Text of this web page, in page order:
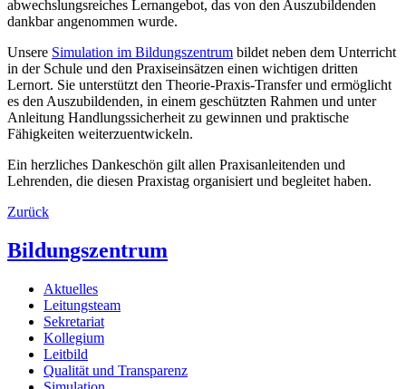
abwechslungsreiches Lernangebot, das von den Auszubildenden
dankbar angenommen wurde.
Unsere Simulation im Bildungszentrum bildet neben dem Unterricht
in der Schule und den Praxiseinsätzen einen wichtigen dritten
Lernort. Sie unterstützt den Theorie-Praxis-Transfer und ermöglicht
es den Auszubildenden, in einem geschützten Rahmen und unter
Anleitung Handlungssicherheit zu gewinnen und praktische
Fähigkeiten weiterzuentwickeln.
Ein herzliches Dankeschön gilt allen Praxisanleitenden und
Lehrenden, die diesen Praxistag organisiert und begleitet haben.
Zurück
Bildungszentrum
Aktuelles
Leitungsteam
Sekretariat
Kollegium
Leitbild
Qualität und Transparenz